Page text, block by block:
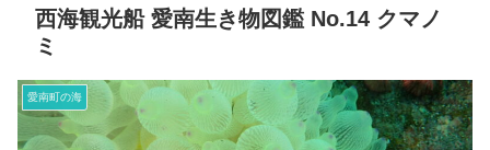
西海観光船 愛南生き物図鑑 No.14 クマノ
ミ
愛南町の海